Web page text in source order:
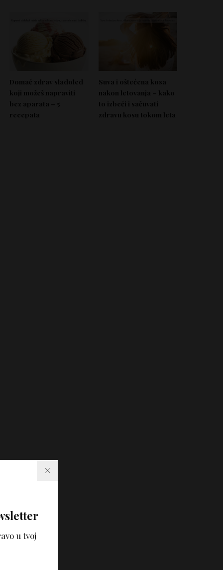
u tvoj
Domać zdrav sladoled
koji možeš napraviti
bez aparata – 5
recepata
Suva i oštećena kosa
nakon letovanja – kako
to izbeći i sačuvati
zdravu kosu tokom leta